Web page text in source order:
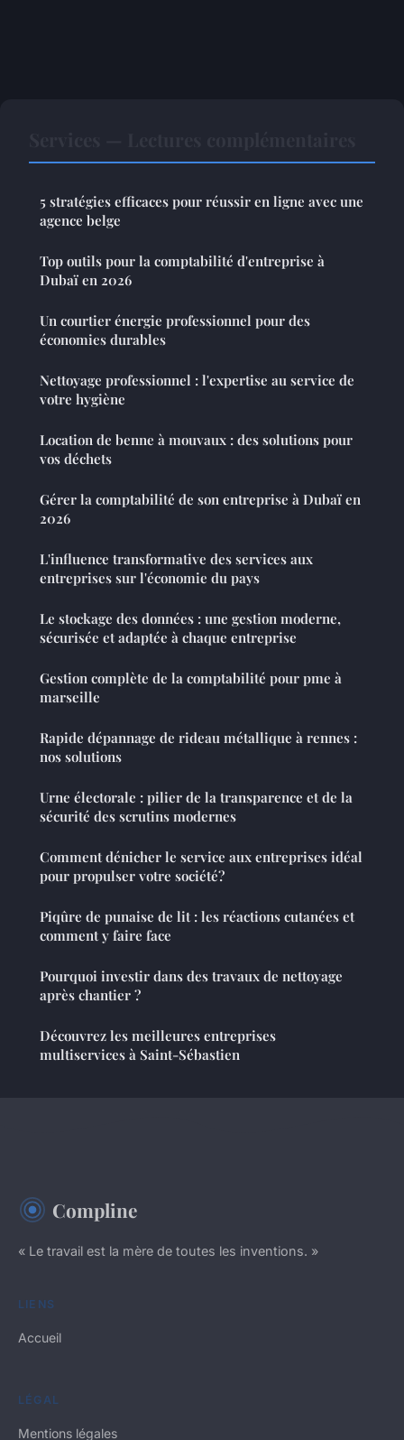
5 stratégies efficaces pour réussir en ligne avec une
agence belge
Top outils pour la comptabilité d'entreprise à
Dubaï en 2026
Un courtier énergie professionnel pour des
économies durables
Nettoyage professionnel : l'expertise au service de
votre hygiène
Location de benne à mouvaux : des solutions pour
vos déchets
Gérer la comptabilité de son entreprise à Dubaï en
2026
L'influence transformative des services aux
entreprises sur l'économie du pays
Le stockage des données : une gestion moderne,
sécurisée et adaptée à chaque entreprise
Gestion complète de la comptabilité pour pme à
marseille
Rapide dépannage de rideau métallique à rennes :
nos solutions
Urne électorale : pilier de la transparence et de la
sécurité des scrutins modernes
Comment dénicher le service aux entreprises idéal
pour propulser votre société?
Piqûre de punaise de lit : les réactions cutanées et
comment y faire face
Pourquoi investir dans des travaux de nettoyage
après chantier ?
Découvrez les meilleures entreprises
multiservices à Saint-Sébastien
Compline
« Le travail est la mère de toutes les inventions. »
LIENS
Accueil
LÉGAL
Mentions légales